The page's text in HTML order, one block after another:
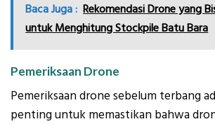
Baca Juga : Rekomendasi Drone yang
untuk Menghitung Stockpile Batu Bara
Pemeriksaan Drone
Pemeriksaan drone sebelum terbang
penting untuk memastikan bahwa